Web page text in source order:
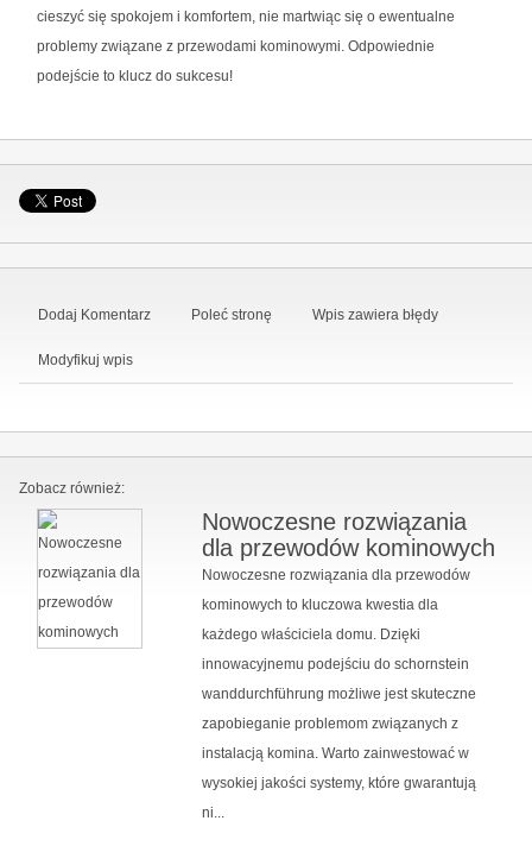
cieszyć się spokojem i komfortem, nie martwiąc się o ewentualne
problemy związane z przewodami kominowymi. Odpowiednie
podejście to klucz do sukcesu!
Dodaj Komentarz Poleć stronę Wpis zawiera błędy
Modyfikuj wpis
Zobacz również:
Nowoczesne rozwiązania
dla przewodów kominowych
Nowoczesne rozwiązania dla przewodów
kominowych to kluczowa kwestia dla
każdego właściciela domu. Dzięki
innowacyjnemu podejściu do schornstein
wanddurchführung możliwe jest skuteczne
zapobieganie problemom związanych z
instalacją komina. Warto zainwestować w
wysokiej jakości systemy, które gwarantują
ni...